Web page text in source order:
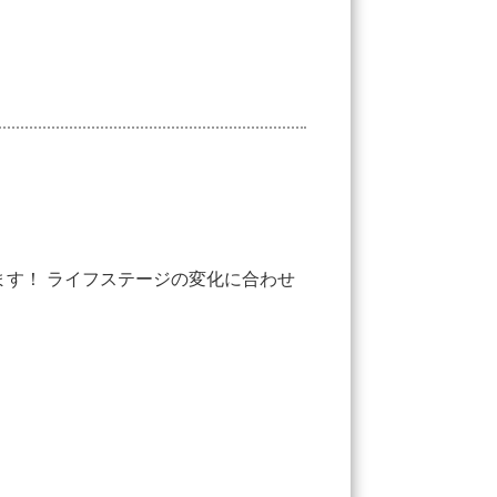
化粧品ブランドの販売により報酬あ
！ ライフステージの変化に合わせ